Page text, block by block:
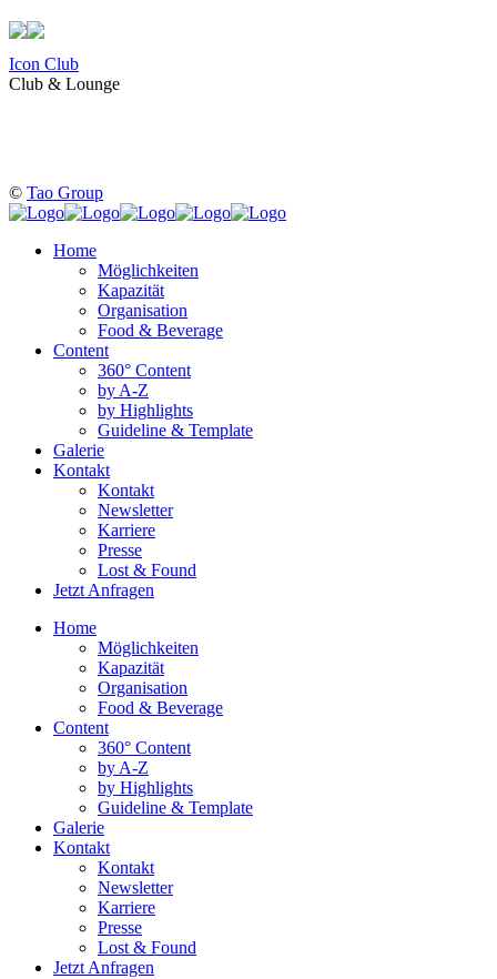
Icon Club
Club & Lounge
© Tao Group
Home
Möglichkeiten
Kapazität
Organisation
Food & Beverage
Content
360° Content
by A-Z
by Highlights
Guideline & Template
Galerie
Kontakt
Kontakt
Newsletter
Karriere
Presse
Lost & Found
Jetzt Anfragen
Home
Möglichkeiten
Kapazität
Organisation
Food & Beverage
Content
360° Content
by A-Z
by Highlights
Guideline & Template
Galerie
Kontakt
Kontakt
Newsletter
Karriere
Presse
Lost & Found
Jetzt Anfragen